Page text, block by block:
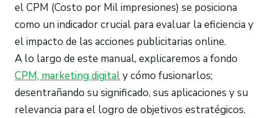
el CPM (Costo por Mil impresiones) se posiciona
como un indicador crucial para evaluar la eficiencia y
el impacto de las acciones publicitarias online.
A lo largo de este manual, explicaremos a fondo
CPM, marketing digitaly cómo fusionarlos;
desentrañando su significado, sus aplicaciones y su
relevancia para el logro de objetivos estratégicos.